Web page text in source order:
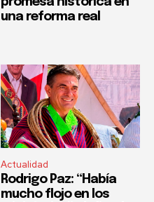
una reforma real
Actualidad
Rodrigo Paz: “Había
mucho flojo en los